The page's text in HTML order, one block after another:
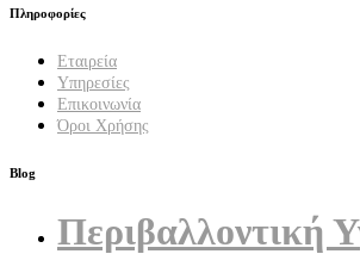
Πληροφορίες
Εταιρεία
Υπηρεσίες
Επικοινωνία
Όροι Χρήσης
Blog
Περιβαλλοντική